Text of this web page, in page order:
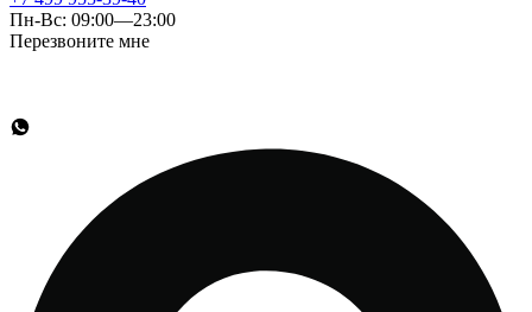
Пн-Вс: 09:00—23:00
Перезвоните мне